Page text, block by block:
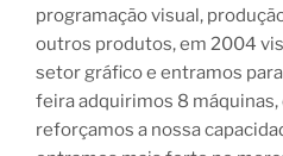
programação visual,
outros produtos, em 2004
setor gráfico e entramos
feira adquirimos 8
reforçamos a nossa